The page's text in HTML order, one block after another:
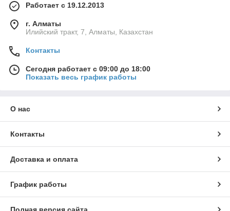
Работает с 19.12.2013
г. Алматы
Илийский тракт, 7, Алматы, Казахстан
Контакты
Сегодня работает с 09:00 до 18:00
Показать весь график работы
О нас
Контакты
Доставка и оплата
График работы